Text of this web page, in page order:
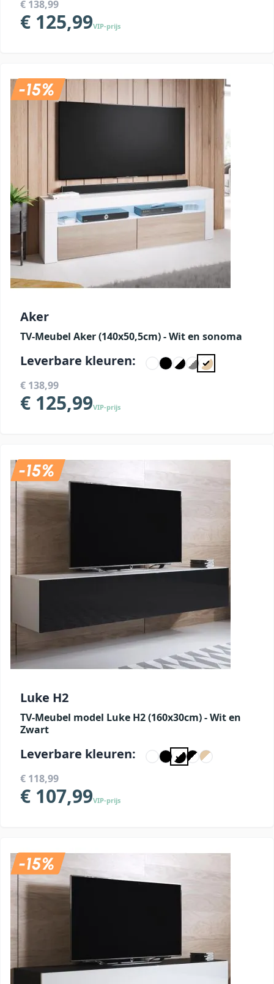
€ 138,99
€ 125,99VIP-prijs
Aker
TV-Meubel Aker (140x50,5cm) - Wit en sonoma
Leverbare kleuren:
€ 138,99
€ 125,99VIP-prijs
Luke H2
TV-Meubel model Luke H2 (160x30cm) - Wit en
Zwart
Leverbare kleuren:
€ 118,99
€ 107,99VIP-prijs